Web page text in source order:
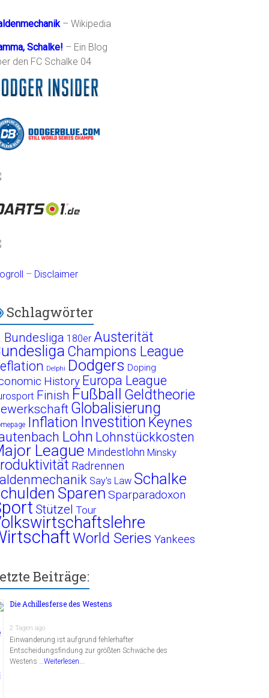
– Wikipedia
Schalke! – Ein Blog
den FC Schalke 04
– Disclaimer
Schlagwörter
Bundesliga 180er Austerität
Champions League
Delphi Dodgers Doping
History Europa League
Finish Fußball Geldtheorie
Globalisierung
Inflation Investition Keynes
Lohn Lohnstückkosten
League Mindestlohn Minsky
Radrennen
Say's Law Schalke
Sparen Sparparadoxon
Stützel Tour
World Series Yankees
Beiträge:
Die Achillesferse des Westens
2 Tagen ago
Einwanderung ist aufgrund fehlerhafter
Entscheidungsfindung zur größten Schwäche des
Westens …Weiterlesen...